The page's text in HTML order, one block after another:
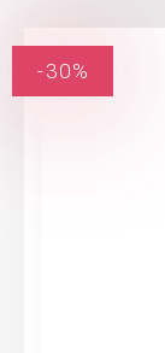
-30%